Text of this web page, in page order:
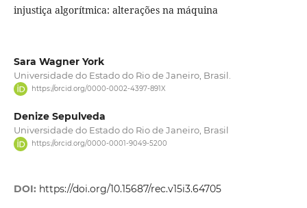
injustiça algorítmica: alterações na máquina
Sara Wagner York
Universidade do Estado do Rio de Janeiro, Brasil.
https://orcid.org/0000-0002-4397-891X
Denize Sepulveda
Universidade do Estado do Rio de Janeiro, Brasil
https://orcid.org/0000-0001-9049-5200
DOI: https://doi.org/10.15687/rec.v15i3.64705